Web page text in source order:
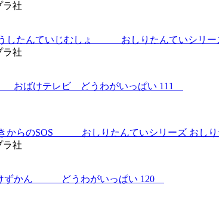
ラ社
うしたんていじむしょ おしりたんていシリー
ラ社
おばけテレビ どうわがいっぱい 111
きからのSOS おしりたんていシリーズ おし
ラ社
けずかん どうわがいっぱい 120